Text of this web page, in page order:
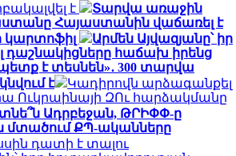
է
Տարվա առաջին
Հայաստանին վաճառել է
կարտոֆիլ
Արմեն Այվազյանը՝ իր
դաշնակիցները հաճախ իրենց
է տեսնեն»․ 300 տարվա
է
Կադիրովն արձագանքել
Ուկրաինայի ԶՈւ հարձակմանը
Ադրբեջան, ԹՐԻՓՓ-ը
մտածում ՔՊ-ականները
դատի է տալու